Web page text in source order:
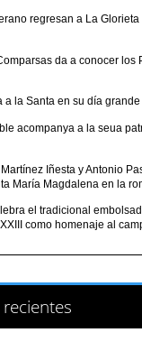
regresan a La
da a conocer los
a la Santa en su día grande
acompanya a la seua
Iñesta y Antonio
María Magdalena en la
el tradicional
como homenaje al